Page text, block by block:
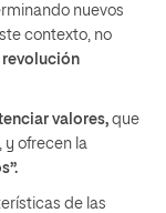
nuevos
contexto, no
valores, que
y ofrecen la
de las